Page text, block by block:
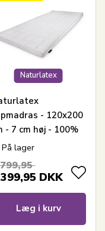
Naturlatex
- 120x200
- 7 cm høj - 100%
naturlatex -
På lager
DKK
Læg i kurv